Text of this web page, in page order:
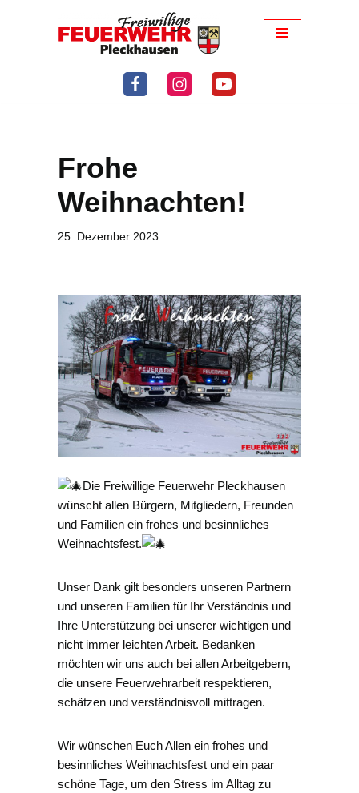
Frohe
Weihnachten!
25. Dezember 2023
Die Freiwillige Feuerwehr Pleckhausen
wünscht allen Bürgern, Mitgliedern, Freunden
und Familien ein frohes und besinnliches
Weihnachtsfest.
Unser Dank gilt besonders unseren Partnern
und unseren Familien für Ihr Verständnis und
Ihre Unterstützung bei unserer wichtigen und
nicht immer leichten Arbeit. Bedanken
möchten wir uns auch bei allen Arbeitgebern,
die unsere Feuerwehrarbeit respektieren,
schätzen und verständnisvoll mittragen.
Wir wünschen Euch Allen ein frohes und
besinnliches Weihnachtsfest und ein paar
schöne Tage, um den Stress im Alltag zu